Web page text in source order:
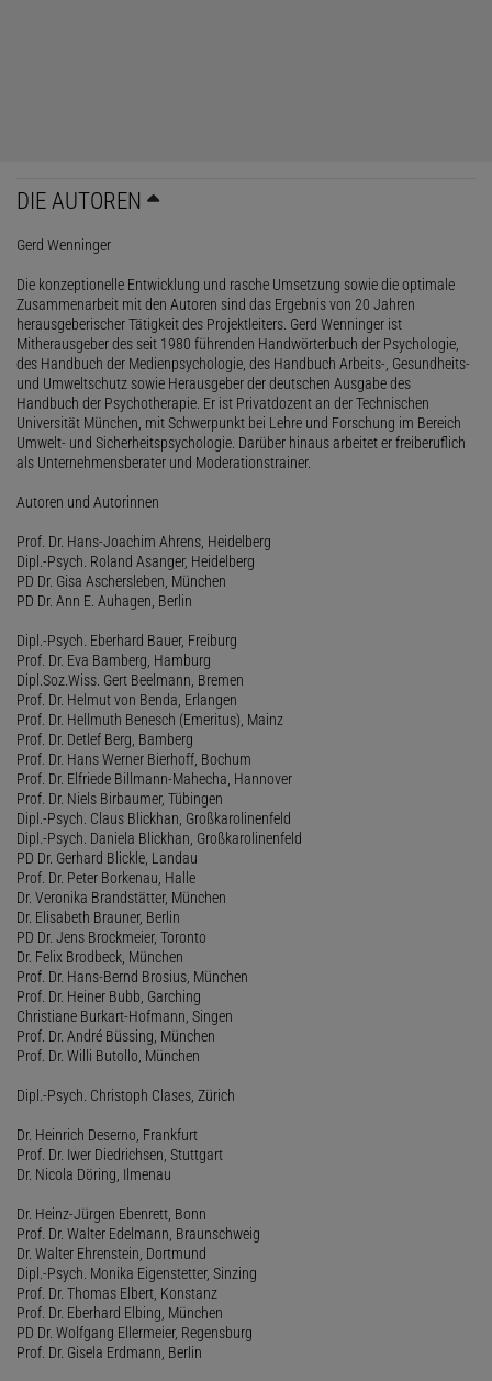
DIE AUTOREN
Gerd Wenninger
Die konzeptionelle Entwicklung und rasche Umsetzung sowie die optimale
Zusammenarbeit mit den Autoren sind das Ergebnis von 20 Jahren
herausgeberischer Tätigkeit des Projektleiters. Gerd Wenninger ist
Mitherausgeber des seit 1980 führenden Handwörterbuch der Psychologie,
des Handbuch der Medienpsychologie, des Handbuch Arbeits-, Gesundheits-
und Umweltschutz sowie Herausgeber der deutschen Ausgabe des
Handbuch der Psychotherapie. Er ist Privatdozent an der Technischen
Universität München, mit Schwerpunkt bei Lehre und Forschung im Bereich
Umwelt- und Sicherheitspsychologie. Darüber hinaus arbeitet er freiberuflich
als Unternehmensberater und Moderationstrainer.
Autoren und Autorinnen
Prof. Dr. Hans-Joachim Ahrens, Heidelberg
Dipl.-Psych. Roland Asanger, Heidelberg
PD Dr. Gisa Aschersleben, München
PD Dr. Ann E. Auhagen, Berlin
Dipl.-Psych. Eberhard Bauer, Freiburg
Prof. Dr. Eva Bamberg, Hamburg
Dipl.Soz.Wiss. Gert Beelmann, Bremen
Prof. Dr. Helmut von Benda, Erlangen
Prof. Dr. Hellmuth Benesch (Emeritus), Mainz
Prof. Dr. Detlef Berg, Bamberg
Prof. Dr. Hans Werner Bierhoff, Bochum
Prof. Dr. Elfriede Billmann-Mahecha, Hannover
Prof. Dr. Niels Birbaumer, Tübingen
Dipl.-Psych. Claus Blickhan, Großkarolinenfeld
Dipl.-Psych. Daniela Blickhan, Großkarolinenfeld
PD Dr. Gerhard Blickle, Landau
Prof. Dr. Peter Borkenau, Halle
Dr. Veronika Brandstätter, München
Dr. Elisabeth Brauner, Berlin
PD Dr. Jens Brockmeier, Toronto
Dr. Felix Brodbeck, München
Prof. Dr. Hans-Bernd Brosius, München
Prof. Dr. Heiner Bubb, Garching
Christiane Burkart-Hofmann, Singen
Prof. Dr. André Büssing, München
Prof. Dr. Willi Butollo, München
Dipl.-Psych. Christoph Clases, Zürich
Dr. Heinrich Deserno, Frankfurt
Prof. Dr. Iwer Diedrichsen, Stuttgart
Dr. Nicola Döring, Ilmenau
Dr. Heinz-Jürgen Ebenrett, Bonn
Prof. Dr. Walter Edelmann, Braunschweig
Dr. Walter Ehrenstein, Dortmund
Dipl.-Psych. Monika Eigenstetter, Sinzing
Prof. Dr. Thomas Elbert, Konstanz
Prof. Dr. Eberhard Elbing, München
PD Dr. Wolfgang Ellermeier, Regensburg
Prof. Dr. Gisela Erdmann, Berlin